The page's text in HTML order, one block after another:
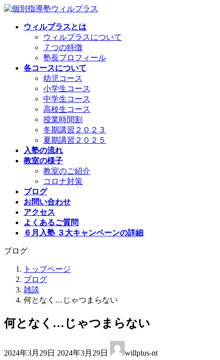
コ
ナ
ウィルプラスとは
ウィルプラスについて
７つの特徴
塾長プロフィール
各コースについて
幼児コース
小学生コース
中学生コース
高校生コース
授業時間割
冬期講習２０２３
夏期講習２０２５
入塾の流れ
教室の様子
教室のご紹介
コロナ対策
ブログ
お問い合わせ
アクセス
よくあるご質問
６月入塾 ３大キャンペーンの詳細
ブログ
トップページ
ブログ
雑談
何となく…じゃつまらない
何となく…じゃつまらない
2024年3月29日 終
2024年3月29日 willplus-nt